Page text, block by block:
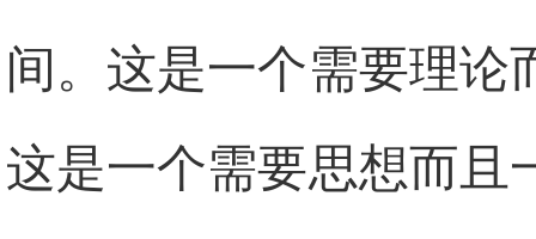
间。这是一个需要理论
这是一个需要思想而且